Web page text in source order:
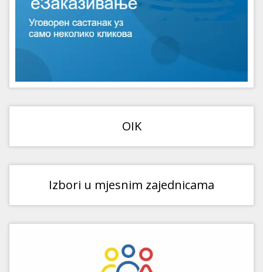
OIK
Izbori u mjesnim zajednicama